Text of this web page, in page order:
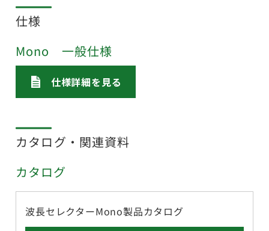
仕様
Mono 一般仕様
仕様詳細を見る
カタログ・関連資料
カタログ
波長セレクターMono製品カタログ